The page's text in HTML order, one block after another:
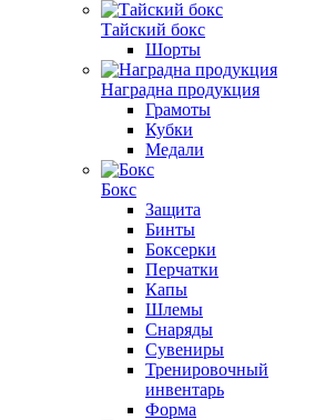
Тайский бокс
Шорты
Наградна продукция
Грамоты
Кубки
Медали
Бокс
Защита
Бинты
Боксерки
Перчатки
Капы
Шлемы
Снаряды
Сувениры
Тренировочный
инвентарь
Форма